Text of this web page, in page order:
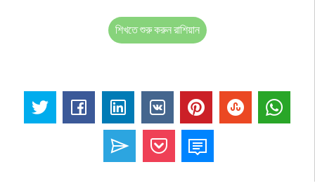
শিখতে শুরু করুন রাশিয়ান